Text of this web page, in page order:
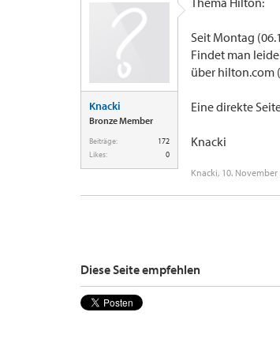
Knacki
Bronze Member
Beiträge:
172
Likes:
0
Seit Montag
Findet man
über hilton.com
Eine direkte
Knacki
Knacki, 10. November
Diese Seite empfehlen